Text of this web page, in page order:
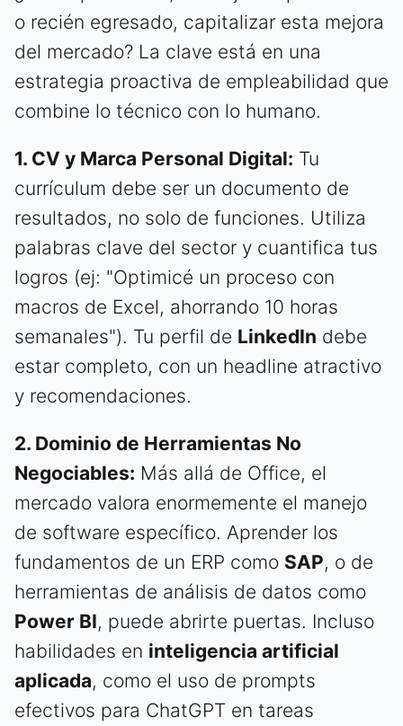
o recién egresado, capitalizar esta mejora
del mercado? La clave está en una
estrategia proactiva de empleabilidad que
combine lo técnico con lo humano.
1. CV y Marca Personal Digital: Tu
currículum debe ser un documento de
resultados, no solo de funciones. Utiliza
palabras clave del sector y cuantifica tus
logros (ej: "Optimicé un proceso con
macros de Excel, ahorrando 10 horas
semanales"). Tu perfil de LinkedIn debe
estar completo, con un headline atractivo
y recomendaciones.
2. Dominio de Herramientas No
Negociables: Más allá de Office, el
mercado valora enormemente el manejo
de software específico. Aprender los
fundamentos de un ERP como SAP, o de
herramientas de análisis de datos como
Power BI, puede abrirte puertas. Incluso
habilidades en inteligencia artificial
aplicada, como el uso de prompts
efectivos para ChatGPT en tareas